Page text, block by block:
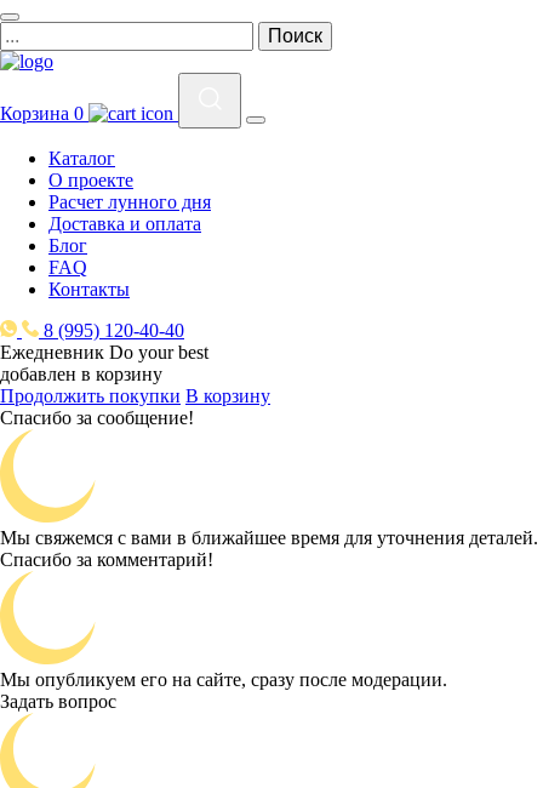
Корзина 0
Каталог
О проекте
Расчет лунного дня
Доставка и оплата
Блог
FAQ
Контакты
8 (995) 120-40-40
Ежедневник Do your best
добавлен в корзину
Продолжить покупки В корзину
Спасибо за сообщение!
Мы свяжемся с вами в ближайшее время для уточнения деталей.
Спасибо за комментарий!
Мы опубликуем его на сайте, сразу после модерации.
Задать вопрос